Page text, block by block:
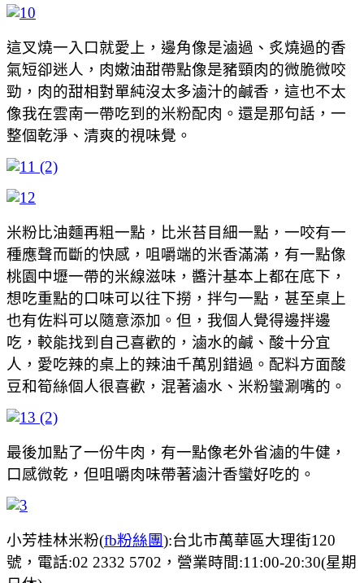
這叉燒一入口就愛上，邊角像是滷過、炙燒過的香
氣短卻迷人，肉嫩油甜帶點像是豬頸肉的微脆微咬
勁，肉的甜相對單純沒太多滷汁的鹹香，這也不太
像我在雲南一帶吃到的米粉配肉。還是那句話，一
整個乾淨、清爽的視味覺。
米粉比油麵再粗一點，比米苔目細一點，一咬有一
種應聲而斷的快感，咀嚼端的米香滿滿，有一點像
桃園中壢一帶的米線滋味，醬汁基本上都在底下，
想吃重點的口味可以往下撈，拌勻一點，甚至桌上
也有佐料可以隨意添加。但，我個人覺得邊拌邊
吃，較能找到自己喜歡的，滷水的鹹、酸十分宜
人，愛吃辣的桌上的辣油千萬別錯過。配料方面酸
豆和筍絲個人很喜歡，混著滷水、米粉蠻涮嘴的。
最後加點了一份牛肉，有一點像老外省滷的牛健，
口感微乾，但咀嚼肉味帶著滷汁香蠻好吃的。
小芳桂林米粉(fb粉絲團):台北市萬華區大理街120
號，電話:02 2332 5702，營業時間:11:00-20:30(星期